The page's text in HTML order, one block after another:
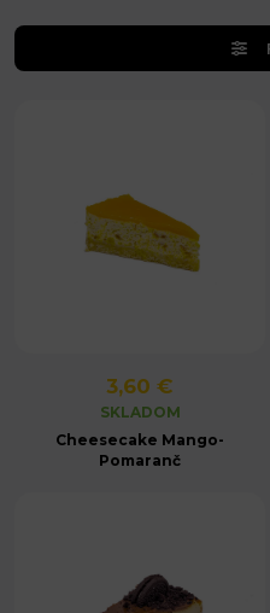
3,60 €
SKLADOM
Cheesecake Mango-
Pomaranč